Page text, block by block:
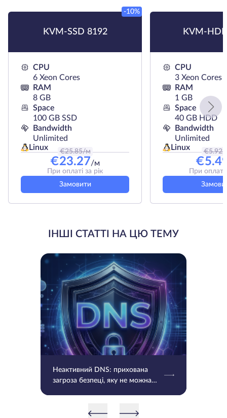
KVM-SSD 8192
-10%
CPU
6 Xeon Cores
RAM
8 GB
Space
100 GB SSD
Bandwidth
Unlimited
Linux
€25.85/м
€23.27/м
При оплаті за рік
Замовити
KVM-
CPU
3 Xeon Cores
RAM
1 GB
Space
40 GB HDD
Bandwidth
Unlimited
Linux
€5.92/
€
При оплаті
ІНШІ СТАТТІ НА ЦЮ ТЕМУ
Неактивний DNS: прихована
загроза безпеці, яку не можна